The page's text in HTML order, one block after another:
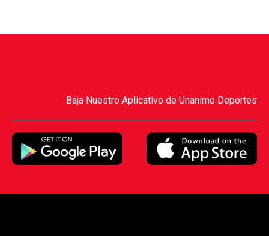
Baja Nuestro Aplicativo de Unanimo Deportes